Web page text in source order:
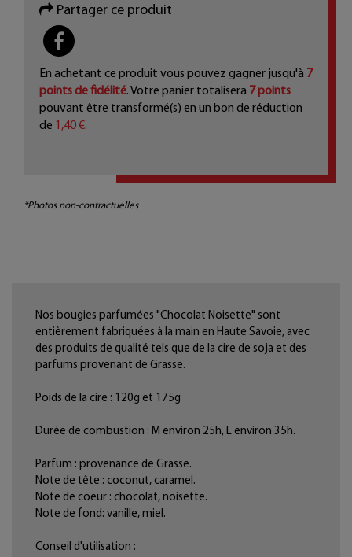
Partager ce produit
PARTAGER
En achetant ce produit vous pouvez gagner jusqu'à 7
points de fidélité. Votre panier totalisera 7points
pouvant être transformé(s) en un bon de réduction
de 1,40 €.
*Photos non-contractuelles
Nos bougies parfumées "Chocolat Noisette" sont
entièrement fabriquées à la main en Haute Savoie, avec
des produits de qualité tels que de la cire de soja et des
parfums provenant de Grasse.
Poids de la cire : 120g et 175g
Durée de combustion : M environ 25h, L environ 35h.
Parfum : provenance de Grasse.
Note de tête : coconut, caramel.
Note de coeur : chocolat, noisette.
Note de fond: vanille, miel.
Conseil d'utilisation :